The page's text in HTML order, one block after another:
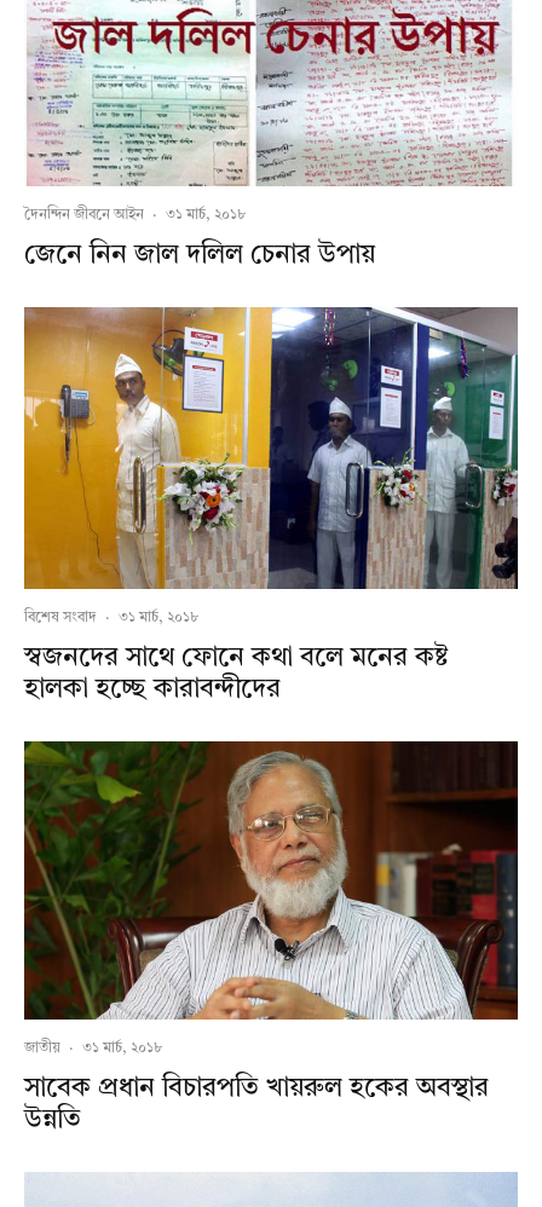
দৈনন্দিন জীবনে আইন · ৩১ মার্চ, ২০১৮
জেনে নিন জাল দলিল চেনার উপায়
বিশেষ সংবাদ · ৩১ মার্চ, ২০১৮
স্বজনদের সাথে ফোনে কথা বলে মনের কষ্ট
হালকা হচ্ছে কারাবন্দীদের
জাতীয় · ৩১ মার্চ, ২০১৮
সাবেক প্রধান বিচারপতি খায়রুল হকের অবস্থার
উন্নতি